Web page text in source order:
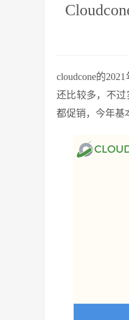
cloudcone的
还比较多，不过
都促销，今年基